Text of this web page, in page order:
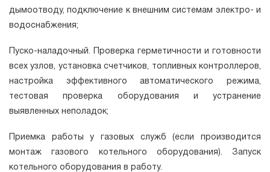
дымоотводу, подключение к внешним системам электро- и
водоснабжения;
Пуско-наладочный. Проверка герметичности и готовности
всех узлов, установка счетчиков, топливных контроллеров,
настройка эффективного автоматического режима,
тестовая проверка оборудования и устранение
выявленных неполадок;
Приемка работы у газовых служб (если производится
монтаж газового котельного оборудования). Запуск
котельного оборудования в работу.